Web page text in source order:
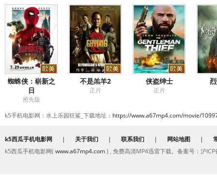
蜘蛛侠：崭新之
日
抢先版
不是羔羊2
正片
侠盗绅士
正片
k5手机电影网：水上乐园狂鲨_下载地址： https://www.a67mp4.com/movie/
k5西瓜手机电影网 | 关于我们 | 联系我们 | 网站地图 |
k5西瓜手机电影网( www.a67mp4.com) , 免费高清MP4迅雷下载。备案号：沪